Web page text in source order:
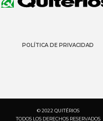
POLÍTICA DE PRIVACIDAD
© 2022 QUITÉRIOS
TODOS LOS DERECHOS RESERVADOS